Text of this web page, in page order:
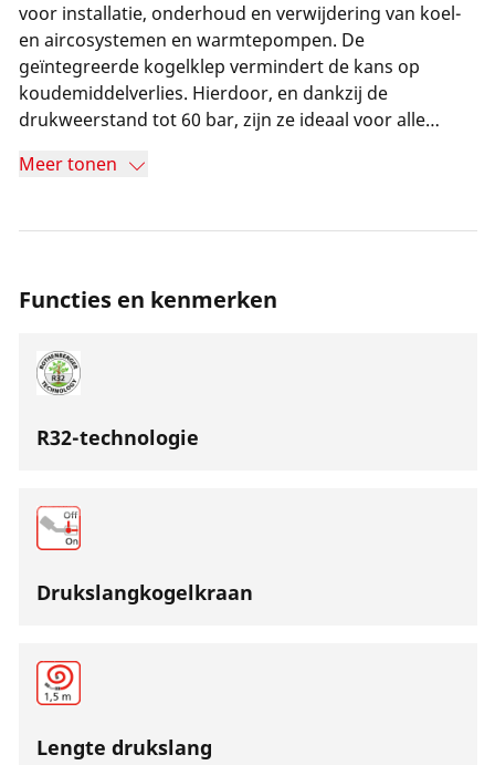
voor installatie, onderhoud en verwijdering van koel-
en aircosystemen en warmtepompen. De
geïntegreerde kogelklep vermindert de kans op
koudemiddelverlies. Hierdoor, en dankzij de
drukweerstand tot 60 bar, zijn ze ideaal voor alle
koelinstallaties.
Meer tonen
Functies en kenmerken
R32-technologie
Drukslangkogelkraan
Lengte drukslang